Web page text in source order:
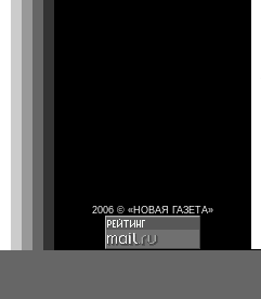
2006 © «НОВАЯ ГАЗЕТА»